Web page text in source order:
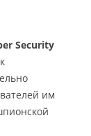
Security
им